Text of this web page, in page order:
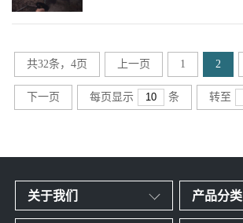
共32条，4页 上一页 1 2
下一页 每页显示 条 转至
关于我们 产品分类